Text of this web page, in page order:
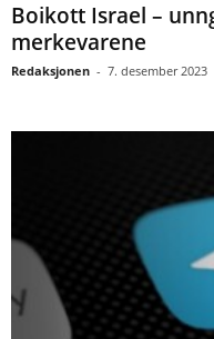
Boikott Israel –
merkevarene
Redaksjonen - 7. desember 2023